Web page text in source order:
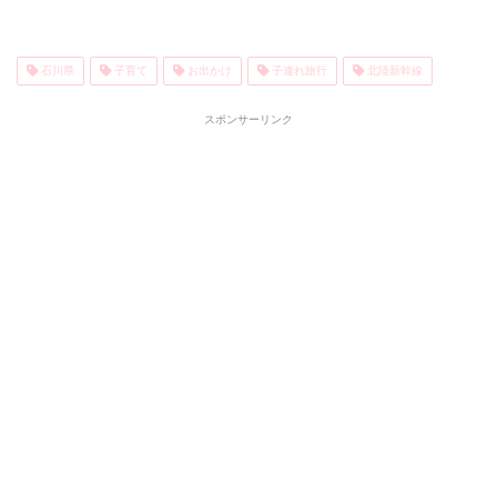
石川県 子育て お出かけ 子連れ旅行 北陸新幹線
スポンサーリンク